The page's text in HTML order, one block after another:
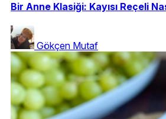
Bir Anne Klasiği: Kayısı Reçeli
Gökçen Mutaf